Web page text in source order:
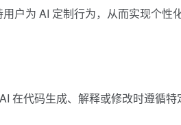
户为 AI 定制行为，从而实现个性
在代码生成、解释或修改时遵循特